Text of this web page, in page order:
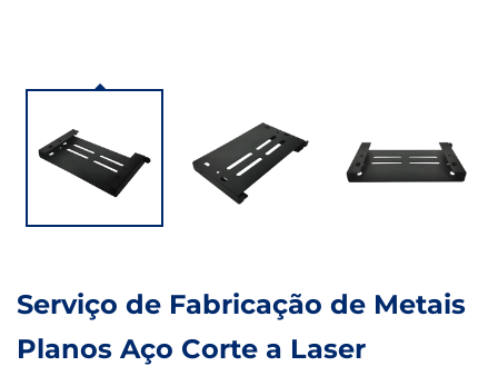
Serviço de Fabricação de Metais
Planos Aço Corte a Laser